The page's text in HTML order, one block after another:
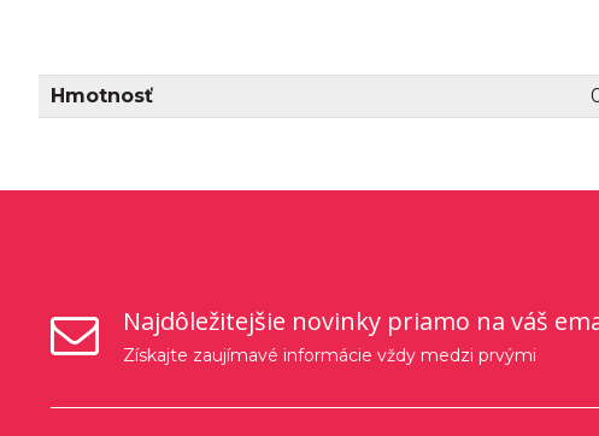
Hmotnosť
Najdôležitejšie novinky priamo na váš
Získajte zaujímavé informácie vždy medzi prvými